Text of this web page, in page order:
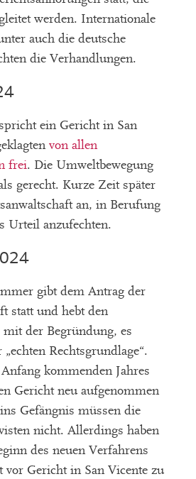
werden. Internationale
auch die deutsche
die Verhandlungen.
ein Gericht in San
von allen
frei. Die Umweltbewegung
gerecht. Kurze Zeit später
an, in Berufung
Urteil anzufechten.
gibt dem Antrag der
statt und hebt den
mit der Begründung, es
Rechtsgrundlage“.
kommenden Jahres
Gericht neu aufgenommen
Gefängnis müssen die
nicht. Allerdings haben
des neuen Verfahrens
Gericht in San Vicente zu